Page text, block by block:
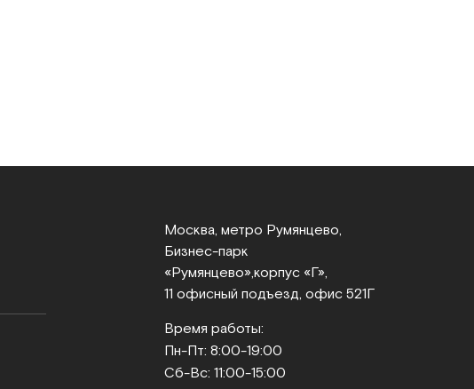
Москва, метро Румянцево,
Бизнес‑парк
«Румянцево», корпус «Г»,
11 офисный подъезд, офис 521Г
Время работы:
Пн-Пт: 8:00-19:00
Сб-Вс: 11:00-15:00